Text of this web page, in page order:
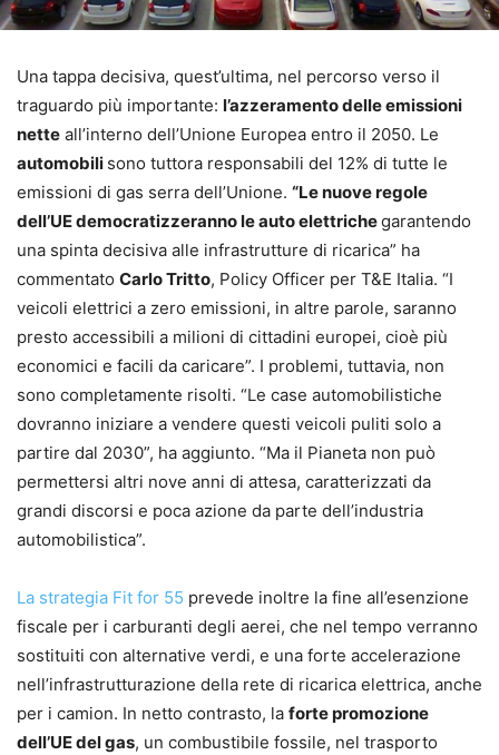
Una tappa decisiva, quest’ultima, nel percorso verso il
traguardo più importante: l’azzeramento delle emissioni
nette all’interno dell’Unione Europea entro il 2050. Le
automobili sono tuttora responsabili del 12% di tutte le
emissioni di gas serra dell’Unione. “Le nuove regole
dell’UE democratizzeranno le auto elettrichegarantendo
una spinta decisiva alle infrastrutture di ricarica” ha
commentato Carlo Tritto, Policy Officer per T&E Italia. “I
veicoli elettrici a zero emissioni, in altre parole, saranno
presto accessibili a milioni di cittadini europei, cioè più
economici e facili da caricare”. I problemi, tuttavia, non
sono completamente risolti. “Le case automobilistiche
dovranno iniziare a vendere questi veicoli puliti solo a
partire dal 2030”, ha aggiunto. “Ma il Pianeta non può
permettersi altri nove anni di attesa, caratterizzati da
grandi discorsi e poca azione da parte dell’industria
automobilistica”.
La strategia Fit for 55 prevede inoltre la fine all’esenzione
fiscale per i carburanti degli aerei, che nel tempo verranno
sostituiti con alternative verdi, e una forte accelerazione
nell’infrastrutturazione della rete di ricarica elettrica, anche
per i camion. In netto contrasto, la forte promozione
dell’UE del gas, un combustibile fossile, nel trasporto